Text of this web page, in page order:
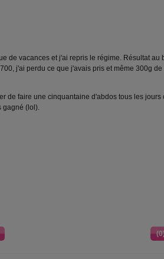
de vacances et j'ai repris le régime. Résultat au
j'ai perdu ce que j'avais pris et même 300g
de faire une cinquantaine d'abdos tous les jours
gagné (lol).